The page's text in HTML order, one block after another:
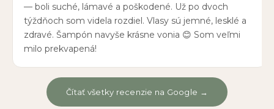
— boli suché, lámavé a poškodené. Už po dvoch
týždňoch som videla rozdiel. Vlasy sú jemné, lesklé a
zdravé. Šampón navyše krásne vonia 😊 Som veľmi
milo prekvapená!
Čítať všetky recenzie na Google →